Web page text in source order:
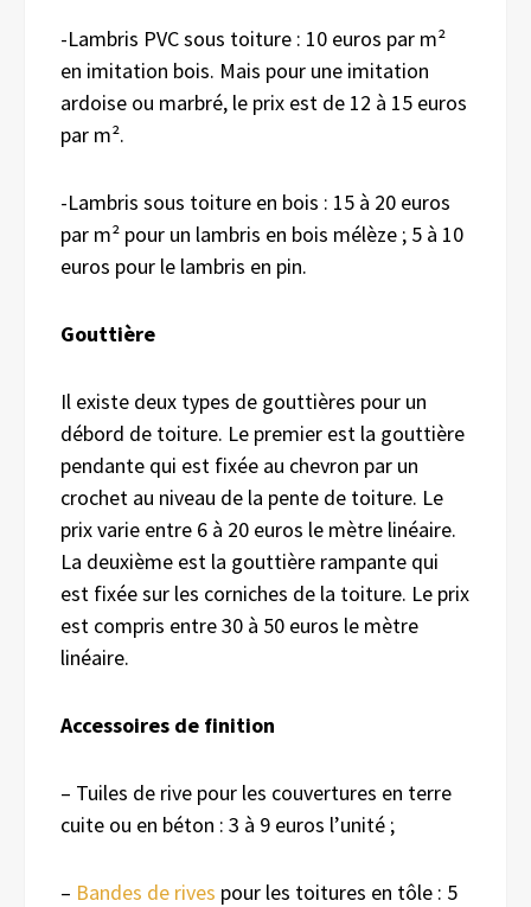
-Lambris PVC sous toiture : 10 euros par m²
en imitation bois. Mais pour une imitation
ardoise ou marbré, le prix est de 12 à 15 euros
par m².
-Lambris sous toiture en bois : 15 à 20 euros
par m² pour un lambris en bois mélèze ; 5 à 10
euros pour le lambris en pin.
Gouttière
Il existe deux types de gouttières pour un
débord de toiture. Le premier est la gouttière
pendante qui est fixée au chevron par un
crochet au niveau de la pente de toiture. Le
prix varie entre 6 à 20 euros le mètre linéaire.
La deuxième est la gouttière rampante qui
est fixée sur les corniches de la toiture. Le prix
est compris entre 30 à 50 euros le mètre
linéaire.
Accessoires de finition
– Tuiles de rive pour les couvertures en terre
cuite ou en béton : 3 à 9 euros l’unité ;
– Bandes de rives pour les toitures en tôle : 5